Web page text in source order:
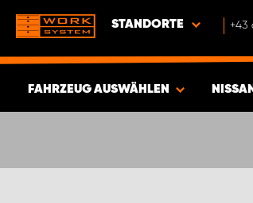
STANDORTE +43
FAHRZEUG AUSWÄHLEN